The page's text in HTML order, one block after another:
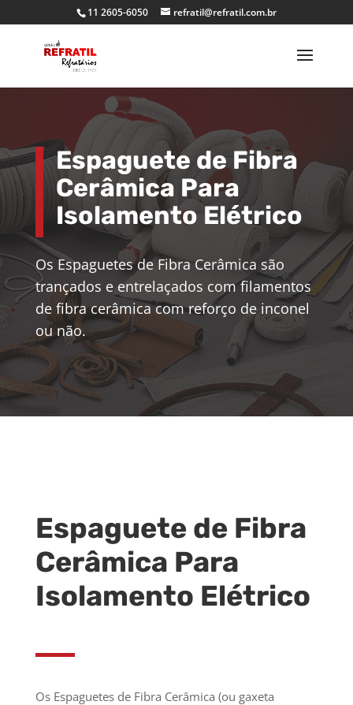
11 2605-6050 refratil@refratil.com.br
Espaguete de Fibra
Cerâmica Para
Isolamento Elétrico
Os Espaguetes de Fibra Cerâmica são
trançados e entrelaçados com filamentos
de fibra cerâmica com reforço de inconel
ou não.
Espaguete de Fibra
Cerâmica Para
Isolamento Elétrico
Os Espaguetes de Fibra Cerâmica (ou gaxeta